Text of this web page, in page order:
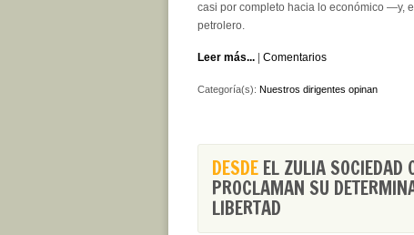
casi por completo hacia lo económico —y,
petrolero.
Leer más... Comentarios
Categoría(s): Nuestros dirigentes opinan
DESDE EL ZULIA SOCIEDAD
PROCLAMAN SU
LIBERTAD